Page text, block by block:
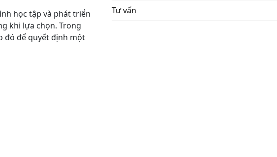
học tập và phát triển
khi lựa chọn. Trong
đó để quyết định một
Tư vấn